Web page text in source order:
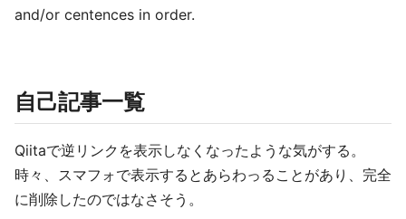
and/or centences in order.
自己記事一覧
Qiitaで逆リンクを表示しなくなったような気がする。
時々、スマフォで表示するとあらわっることがあり、完全
に削除したのではなさそう。